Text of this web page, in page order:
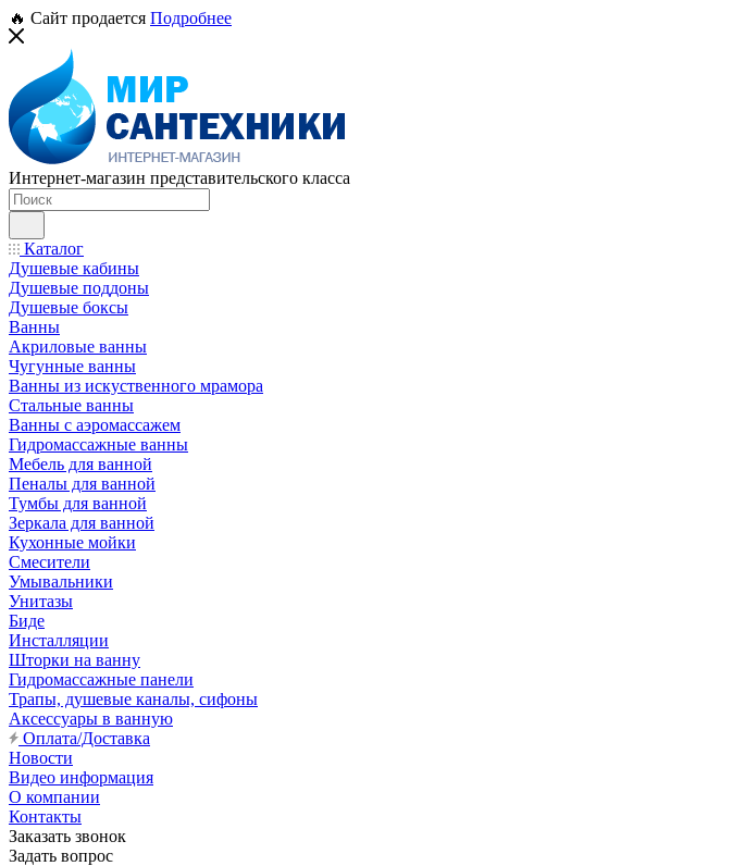
🔥 Сайт продается Подробнее
Интернет-магазин представительского класса
Каталог
Душевые кабины
Душевые поддоны
Душевые боксы
Ванны
Акриловые ванны
Чугунные ванны
Ванны из искуственного мрамора
Стальные ванны
Ванны с аэромассажем
Гидромассажные ванны
Мебель для ванной
Пеналы для ванной
Тумбы для ванной
Зеркала для ванной
Кухонные мойки
Смесители
Умывальники
Унитазы
Биде
Инсталляции
Шторки на ванну
Гидромассажные панели
Трапы, душевые каналы, сифоны
Аксессуары в ванную
Оплата/Доставка
Новости
Видео информация
О компании
Контакты
Заказать звонок
Задать вопрос